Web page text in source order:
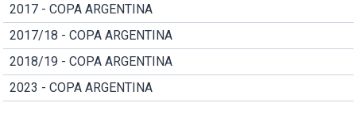
2017 - COPA ARGENTINA
2017/18 - COPA ARGENTINA
2018/19 - COPA ARGENTINA
2023 - COPA ARGENTINA